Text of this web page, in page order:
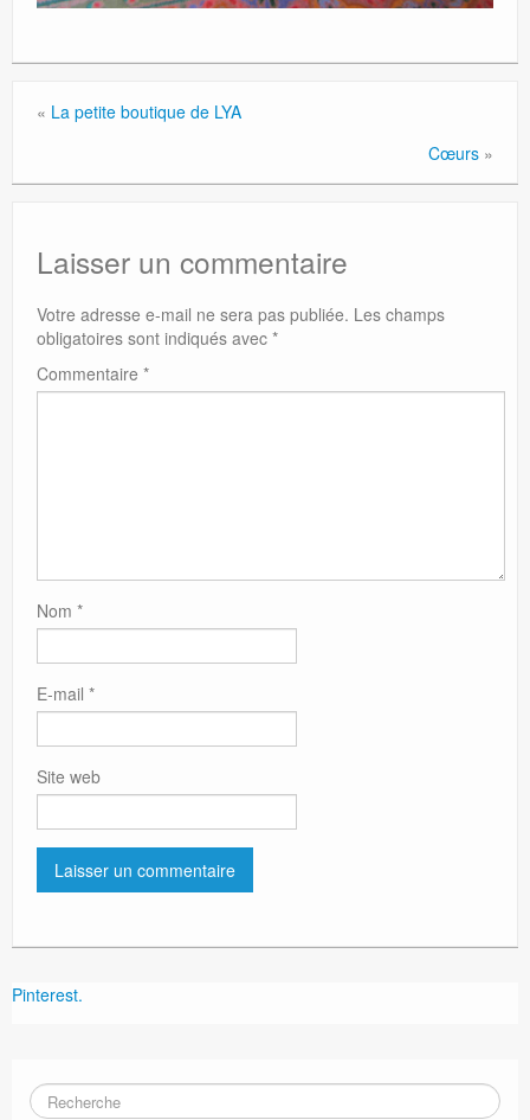
« La petite boutique de LYA
Cœurs »
Laisser un commentaire
Votre adresse e-mail ne sera pas publiée. Les champs
obligatoires sont indiqués avec *
Commentaire *
Nom *
E-mail *
Site web
Pinterest.